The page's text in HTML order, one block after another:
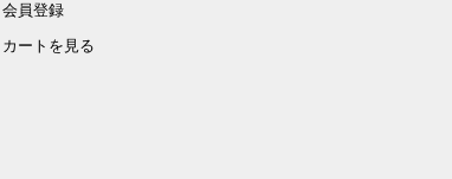
会員登録
カートを見る